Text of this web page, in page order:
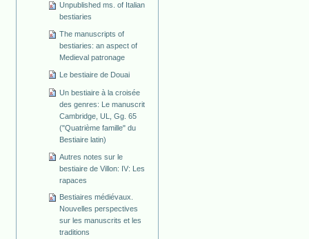
Unpublished ms. of Italian
bestiaries
The manuscripts of
bestiaries: an aspect of
Medieval patronage
Le bestiaire de Douai
Un bestiaire à la croisée
des genres: Le manuscrit
Cambridge, UL, Gg. 65
("Quatrième famille" du
Bestiaire latin)
Autres notes sur le
bestiaire de Villon: IV: Les
rapaces
Bestiaires médiévaux.
Nouvelles perspectives
sur les manuscrits et les
traditions